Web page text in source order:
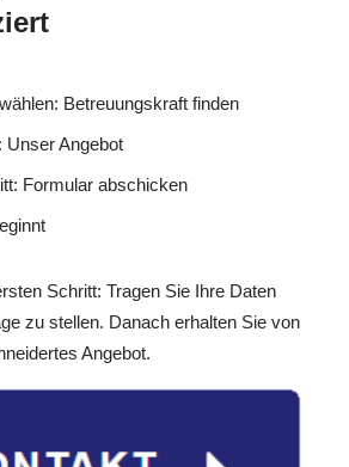
Betreuungskraft finden
Unser Angebot
Formular abschicken
Schritt: Tragen Sie Ihre Daten
zu stellen. Danach erhalten Sie von
Angebot.